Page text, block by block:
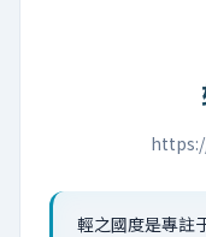
輕之國度是專註